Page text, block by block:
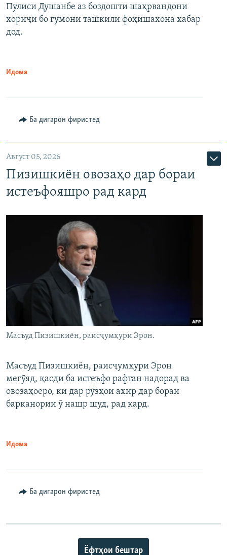
Пулиси Душанбе аз боздошти шаҳрвандони
хориҷӣ бо гумони ташкили фоҳишахона хабар
дод.
Идома
Ба дигарон фиристед
Август 05, 2026
Пизишкиён овозаҳо дар бораи
истеъфояшро рад кард
Масъуд Пизишкиён, раисҷумҳури Эрон.
Масъуд Пизишкиён, раисҷумҳури Эрон
мегӯяд, қасди ба истеъфо рафтан надорад ва
овозаҳоеро, ки дар рӯзҳои ахир дар бораи
барканории ӯ нашр шуд, рад кард.
Идома
Ба дигарон фиристед
Ёфтҳои бештар